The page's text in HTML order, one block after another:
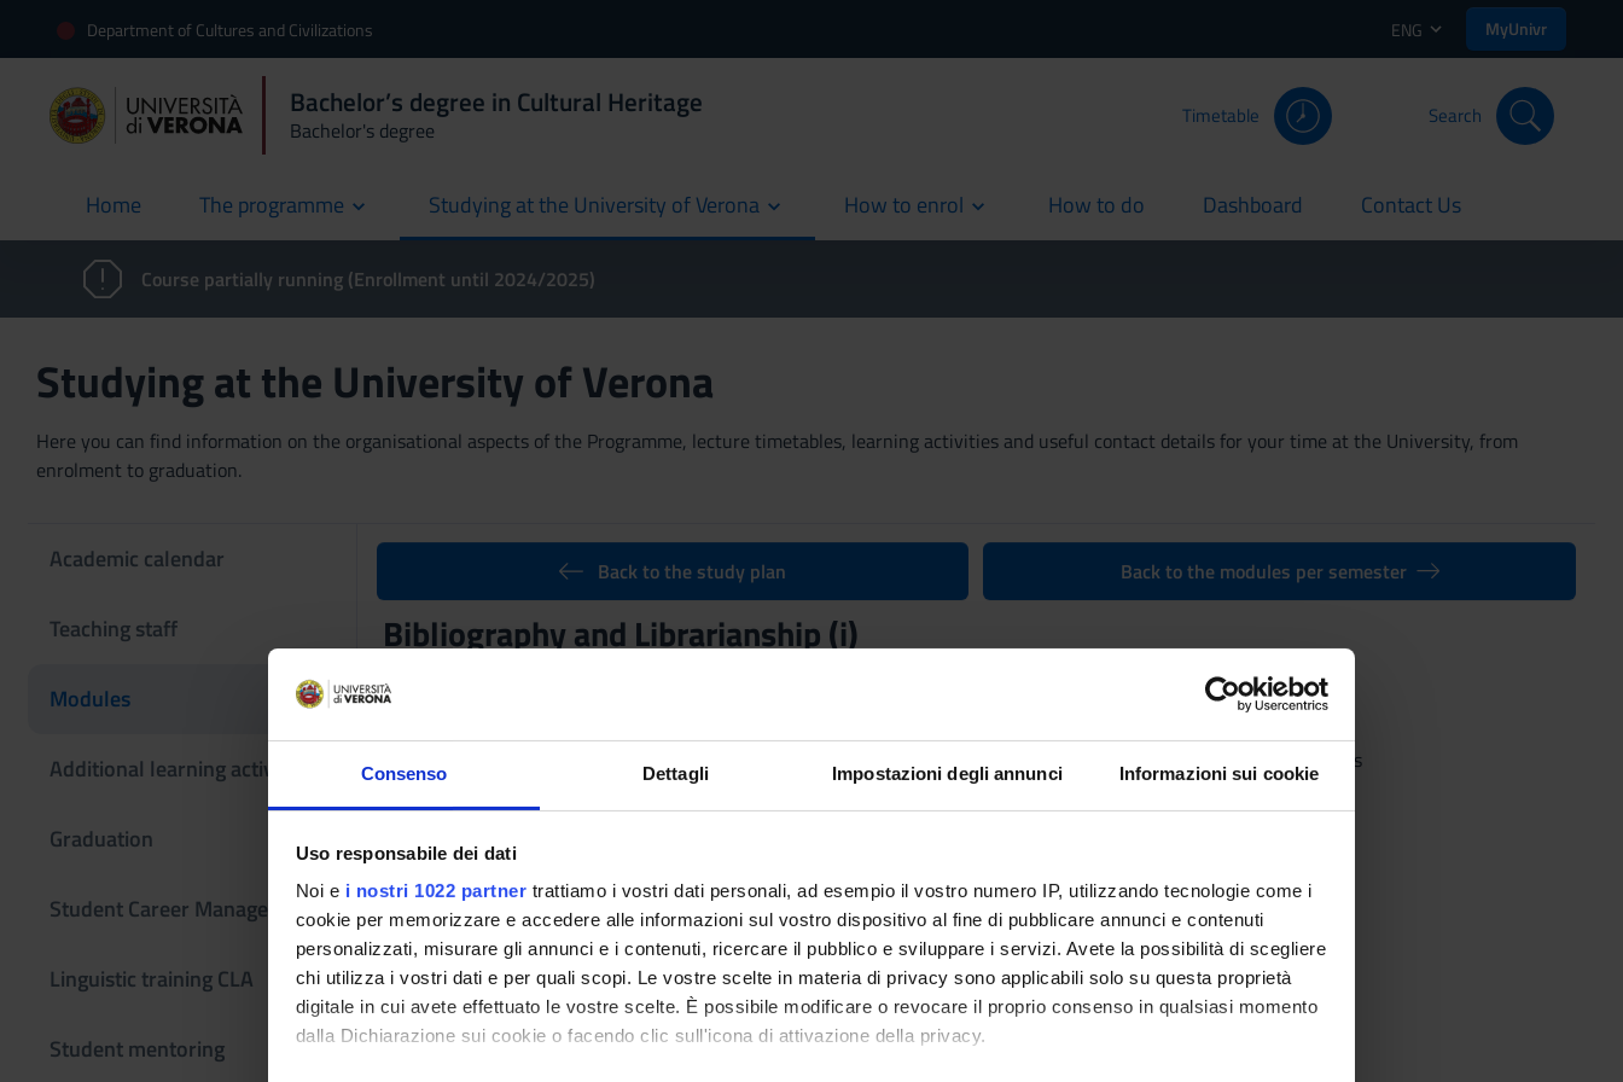
Consenso Dettagli Impostazioni degli annunci Informazioni sui cookie
Uso responsabile dei dati
Noi e i nostri 1022 partner trattiamo i vostri dati personali, ad esempio il vostro numero IP, utilizzando tecnologie come i
cookie per memorizzare e accedere alle informazioni sul vostro dispositivo al fine di pubblicare annunci e contenuti
personalizzati, misurare gli annunci e i contenuti, ricercare il pubblico e sviluppare i servizi. Avete la possibilità di scegliere
chi utilizza i vostri dati e per quali scopi. Le vostre scelte in materia di privacy sono applicabili solo su questa proprietà
digitale in cui avete effettuato le vostre scelte. È possibile modificare o revocare il proprio consenso in qualsiasi momento
dalla Dichiarazione sui cookie o facendo clic sull'icona di attivazione della privacy.
Department of Cultures and Civilizations ENG MyUnivr
Bachelor’s degree in Cultural Heritage
Bachelor's degree
Timetable Search
Home
current The programme Studying at the University of Verona How to enrol How to do
current Dashboard
current Contact Us
current
Course partially running (Enrollment until 2024/2025)
Studying at the University of Verona
Here you can find information on the organisational aspects of the Programme, lecture timetables, learning activities and useful contact details for your time at the University, from
enrolment to graduation.
Academic calendar
Teaching staff
Modules
Additional learning activities
Graduation
Student Career Management
Linguistic training CLA
Student mentoring
Back to the study plan Back to the modules per semester
Bibliography and Librarianship (i)
Teaching code
4S01348
Bibliography and Librarianship SC (p) (2017/2018) - Bachelor’s degree in Communication Studies